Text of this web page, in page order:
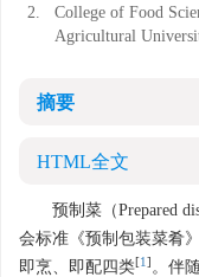
2.
College of Food
Agricultural
摘要
HTML全文
预制菜（Prepared
会标准《预制包装菜肴
即烹、即配四类[1 ] 。伴